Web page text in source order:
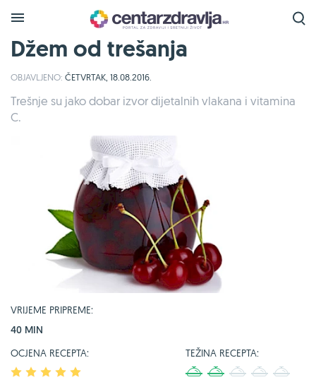
Džem od trešanja
OBJAVLJENO: ČETVRTAK, 18.08.2016.
Trešnje su jako dobar izvor dijetalnih vlakana i vitamina
C.
VRIJEME PRIPREME:
40 MIN
OCJENA RECEPTA:
2 3 4
TEŽINA RECEPTA:
4